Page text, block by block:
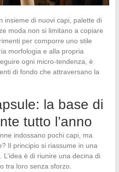
insieme di nuovi capi, palette di
moda non si limitano a copiare
per comporre uno stile
morfologia e alla propria
ogni micro-tendenza, è
di fondo che attraversano la
la base di
tutto l’anno
indossano pochi capi, ma
Il principio si riassume in una
è di riunire una decina di
tra loro senza sforzo.